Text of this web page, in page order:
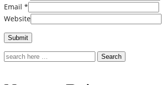
Email *
Website
Search